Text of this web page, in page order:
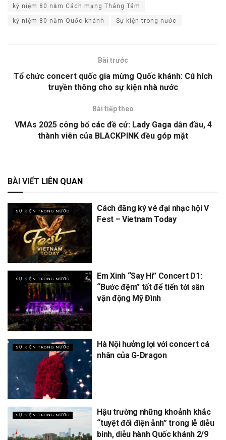
kỷ niệm 80 năm Cách mạng Tháng Tám
kỷ niệm 80 năm Quốc khánh Sự kiện trong nước
Bài trước
Tổ chức concert quốc gia mừng Quốc khánh: Cú hích
truyền thông cho sự kiện nhà nước
Bài tiếp theo
VMAs 2025 công bố các đề cử: Lady Gaga dẫn đầu, 4
thành viên của BLACKPINK đều góp mặt
BÀI VIẾT LIÊN QUAN
SỰ KIỆN TRONG NƯỚC
Cách đăng ký vé đại nhạc hội V
Fest – Vietnam Today
SỰ KIỆN TRONG NƯỚC
Em Xinh “Say Hi” Concert D1:
“Bước đệm” tốt để tiến tới sân
vận động Mỹ Đình
SỰ KIỆN TRONG NƯỚC
Hà Nội hưởng lợi với concert cá
nhân của G-Dragon
SỰ KIỆN TRONG NƯỚC
Hậu trường những khoảnh khắc
“tuyệt đối điện ảnh” trong lễ diễu
binh, diễu hành Quốc khánh 2/9